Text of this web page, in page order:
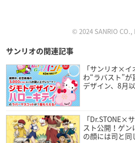
© 2024 SANRIO CO.,
サンリオの関連記事
「サンリオ×
わ“ラバスト”
デザイン、8月
「Dr.STONE×
スト公開！ゲン
の顔には司と同